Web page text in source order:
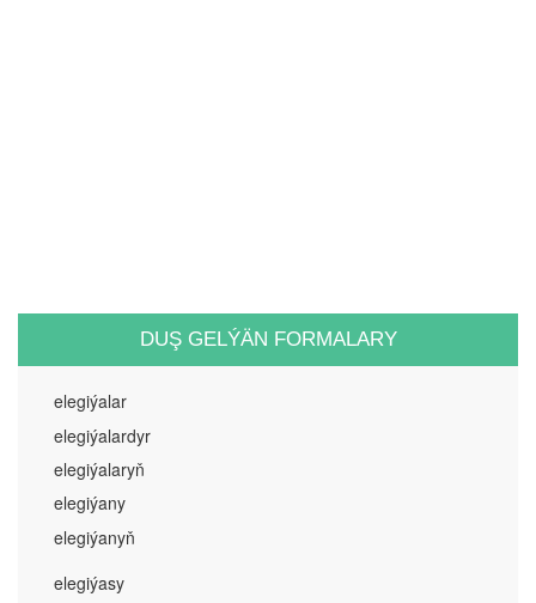
DUŞ GELÝÄN FORMALARY
elegiýalar
elegiýalardyr
elegiýalaryň
elegiýany
elegiýanyň
elegiýasy